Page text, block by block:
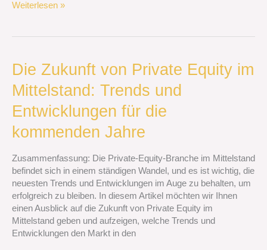
Weiterlesen »
Die Zukunft von Private Equity im
Mittelstand: Trends und
Entwicklungen für die
kommenden Jahre
Zusammenfassung: Die Private-Equity-Branche im Mittelstand
befindet sich in einem ständigen Wandel, und es ist wichtig, die
neuesten Trends und Entwicklungen im Auge zu behalten, um
erfolgreich zu bleiben. In diesem Artikel möchten wir Ihnen
einen Ausblick auf die Zukunft von Private Equity im
Mittelstand geben und aufzeigen, welche Trends und
Entwicklungen den Markt in den
Die
Zukunft
von
Equity
im
Mittelstand:
und
Entwicklungen
für
die
kommenden
Jahre